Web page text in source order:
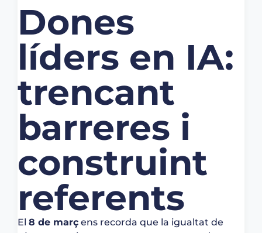
Dones
líders en IA:
trencant
barreres i
construint
referents
El 8 de març ens recorda que la igualtat de